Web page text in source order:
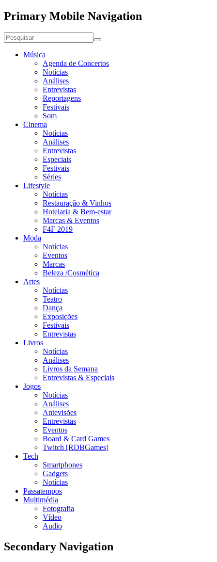
Primary Mobile Navigation
Música
Agenda de Concertos
Notícias
Análises
Entrevistas
Reportagens
Festivais
Som
Cinema
Notícias
Análises
Entrevistas
Especiais
Festivais
Séries
Lifestyle
Notícias
Restauração & Vinhos
Hotelaria & Bem-estar
Marcas & Eventos
F4F 2019
Moda
Notícias
Eventos
Marcas
Beleza /Cosmética
Artes
Notícias
Teatro
Dança
Exposições
Festivais
Entrevistas
Livros
Notícias
Análises
Livros da Semana
Entrevistas & Especiais
Jogos
Notícias
Análises
Antevisões
Entrevistas
Eventos
Board & Card Games
Twitch [RDBGames]
Tech
Smartphones
Gadgets
Notícias
Passatempos
Multimédia
Fotografia
Vídeo
Audio
Secondary Navigation